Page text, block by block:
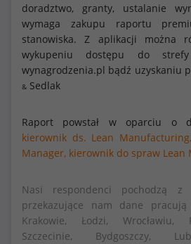
doradztwo, granty, ustalanie
wymaga zakupu raportu
stanowiska. Z aplikacji można
wykupeniu dostępu do
wynagrodzenia.pl bądź uzyskaniu
& Sedlak
Raport powstał w oparciu o
kierownik ds. Lean Manufacturing,
Manager, kierownik do spraw Lean
Nasi respondenci pochodzą z
przekazujące nam dane
Krakowie, Łodzi, Wrocławiu,
Szczecinie, Bydgoszczy,